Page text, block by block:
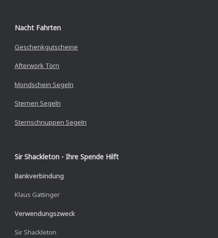
Nacht Fahrten
Geschenkgutscheine
Afterwork Törn
Mondschein Segeln
Sternen Segeln
Sternschnuppen Segeln
Sir Shackleton - Ihre Spende Hilft
Bankverbindung
Klaus Gattinger
Verwendungszweck
Sir Shackleton